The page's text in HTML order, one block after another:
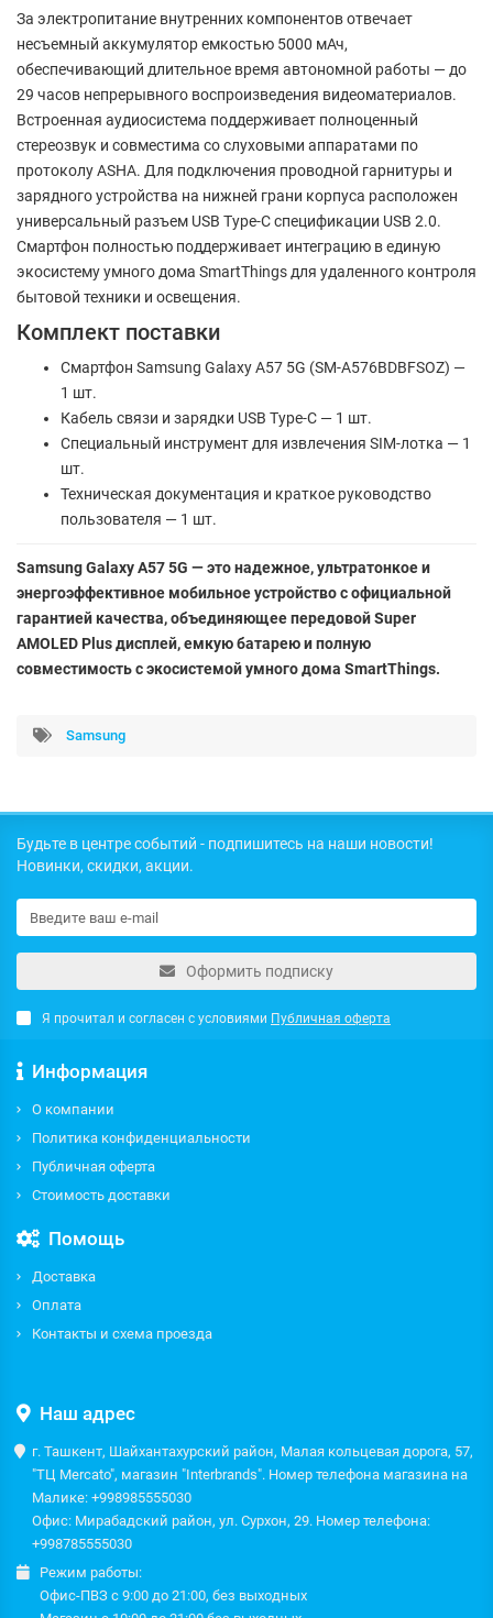
За электропитание внутренних компонентов отвечает
несъемный аккумулятор емкостью 5000 мАч,
обеспечивающий длительное время автономной работы — до
29 часов непрерывного воспроизведения видеоматериалов.
Встроенная аудиосистема поддерживает полноценный
стереозвук и совместима со слуховыми аппаратами по
протоколу ASHA. Для подключения проводной гарнитуры и
зарядного устройства на нижней грани корпуса расположен
универсальный разъем USB Type-C спецификации USB 2.0.
Смартфон полностью поддерживает интеграцию в единую
экосистему умного дома SmartThings для удаленного контроля
бытовой техники и освещения.
Комплект поставки
Смартфон Samsung Galaxy A57 5G (SM-A576BDBFSOZ) —
1 шт.
Кабель связи и зарядки USB Type-C — 1 шт.
Специальный инструмент для извлечения SIM-лотка — 1
шт.
Техническая документация и краткое руководство
пользователя — 1 шт.
Samsung Galaxy A57 5G — это надежное, ультратонкое и
энергоэффективное мобильное устройство с официальной
гарантией качества, объединяющее передовой Super
AMOLED Plus дисплей, емкую батарею и полную
совместимость с экосистемой умного дома SmartThings.
Samsung
Будьте в центре событий - подпишитесь на наши новости!
Новинки, скидки, акции.
Оформить подписку
Я прочитал и согласен с условиями Публичная оферта
Информация
О компании
Политика конфиденциальности
Публичная оферта
Стоимость доставки
Помощь
Доставка
Оплата
Контакты и схема проезда
Наш адрес
г. Ташкент, Шайхантахурский район, Малая кольцевая дорога, 57,
"ТЦ Mercato", магазин "Interbrands". Номер телефона магазина на
Малике: +998985555030
Офис: Мирабадский район, ул. Сурхон, 29. Номер телефона:
+998785555030
Режим работы:
Офис-ПВЗ с 9:00 до 21:00, без выходных